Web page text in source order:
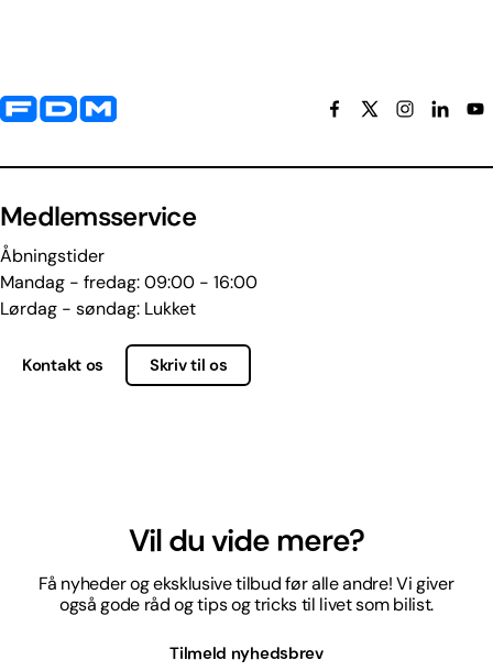
Yderligere information og kontaktoplysninger
Medlemsservice
Åbningstider
Mandag - fredag: 09:00 - 16:00
Lørdag - søndag: Lukket
Kontakt os Skriv til os
Vil du vide mere?
Få nyheder og eksklusive tilbud før alle andre! Vi giver
også gode råd og tips og tricks til livet som bilist.
Tilmeld nyhedsbrev